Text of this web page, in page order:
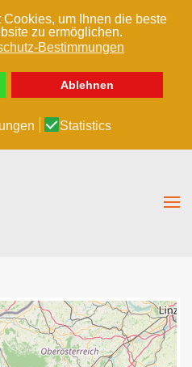
um Ihnen die beste
zu ermöglichen.
Bestimmungen
Ablehnen
Statistics